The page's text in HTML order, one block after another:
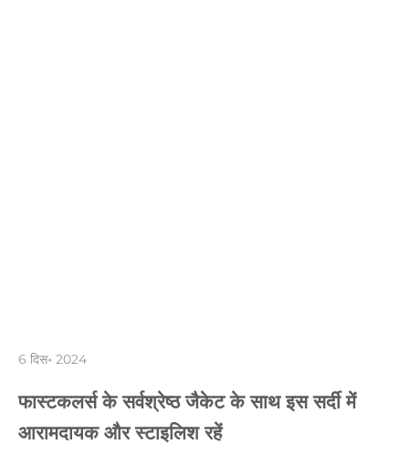
6 दिस॰ 2024
फास्टकलर्स के सर्वश्रेष्ठ जैकेट के साथ इस सर्दी में
आरामदायक और स्टाइलिश रहें